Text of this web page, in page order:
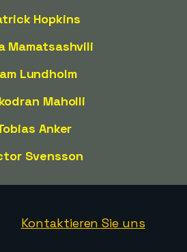
Hopkins
Mamatsashvili
Lundholm
Maholli
Anker
Svensson
Kontaktieren Sie uns